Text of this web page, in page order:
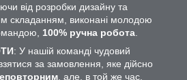
від розробки дизайну та
складанням, виконані молодою
100% ручна робота
: У нашій команді чудовий
за замовлення, яке дійсно
, але, в той же час,